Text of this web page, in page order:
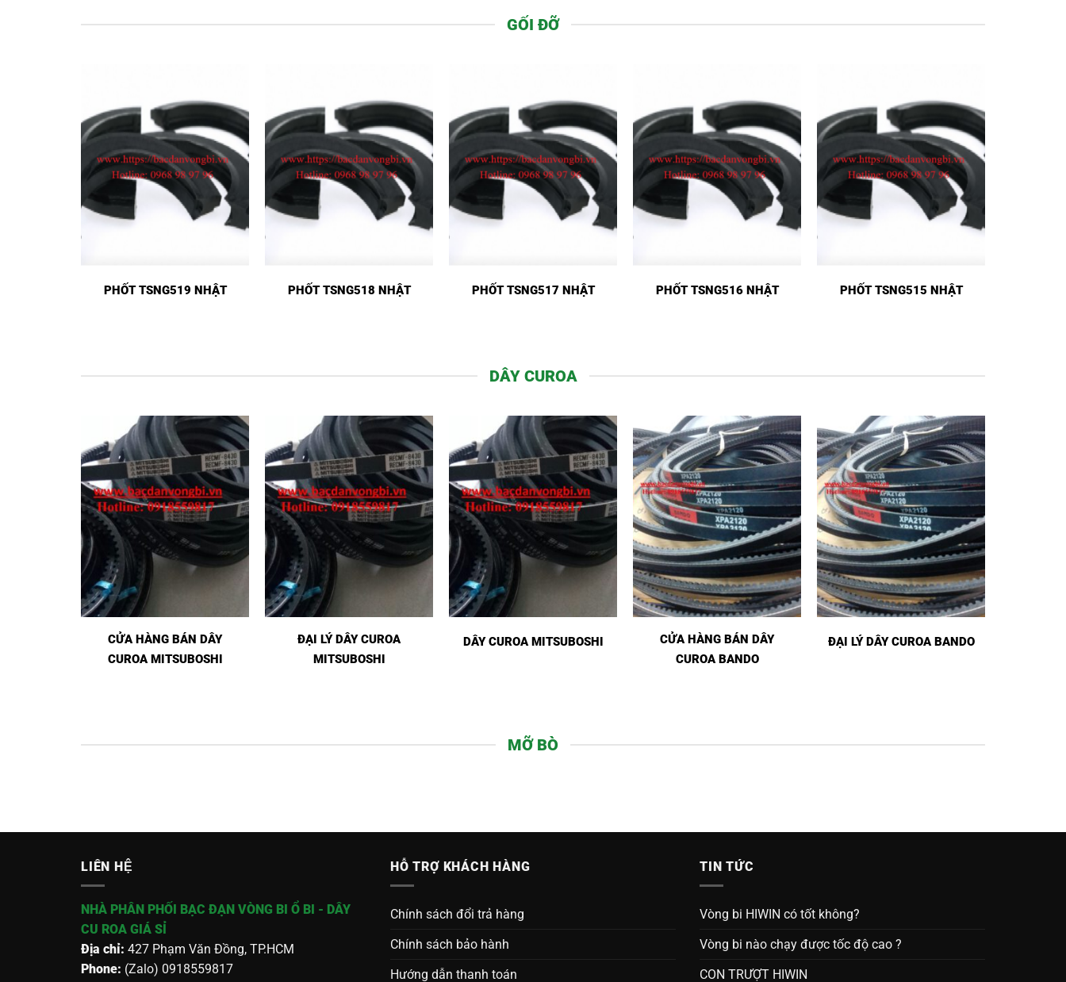
GỐI ĐỠ
PHỐT TSNG519 NHẬT PHỐT TSNG518 NHẬT PHỐT TSNG517 NHẬT PHỐT TSNG516 NHẬT PHỐT TSNG515 NHẬT
DÂY CUROA
CỬA HÀNG BÁN DÂY
CUROA MITSUBOSHI
ĐẠI LÝ DÂY CUROA
MITSUBOSHI
DÂY CUROA MITSUBOSHI
CỬA HÀNG BÁN DÂY
CUROA BANDO
ĐẠI LÝ DÂY CUROA BANDO
MỠ BÒ
LIÊN HỆ
NHÀ PHÂN PHỐI BẠC ĐẠN VÒNG BI Ổ BI - DÂY
CU ROA GIÁ SỈ
Địa chỉ: 427 Phạm Văn Đồng, TP.HCM
Phone: (Zalo) 0918559817
HỖ TRỢ KHÁCH HÀNG
Chính sách đổi trả hàng
Chính sách bảo hành
Hướng dẫn thanh toán
TIN TỨC
Vòng bi HIWIN có tốt không?
Vòng bi nào chạy được tốc độ cao ?
CON TRƯỢT HIWIN